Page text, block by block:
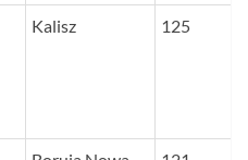
Kalisz 125